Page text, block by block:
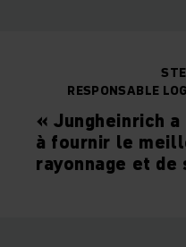
RESPONSABLE
« Jungheinrich
à fournir le
rayonnage et